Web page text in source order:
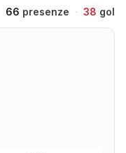
66 presenze · 38 gol